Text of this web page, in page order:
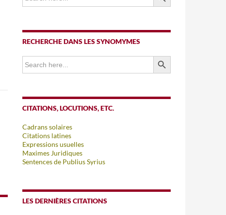
RECHERCHE DANS LES SYNOMYMES
Search
for:
SEARCH BUTTON
CITATIONS, LOCUTIONS, ETC.
Cadrans solaires
Citations latines
Expressions usuelles
Maximes Juridiques
Sentences de Publius Syrius
LES DERNIÈRES CITATIONS